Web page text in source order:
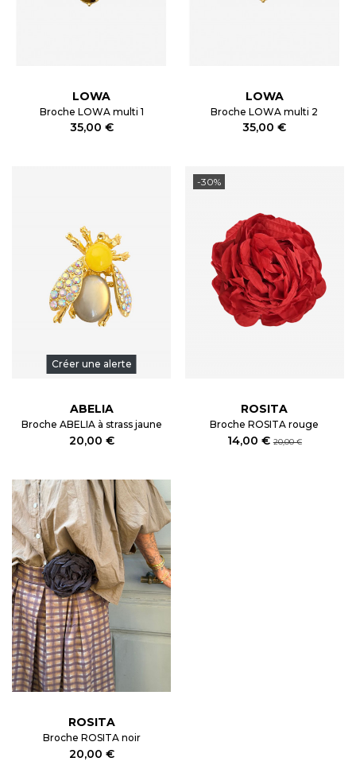
LOWA
Broche LOWA multi 1
35,00 €
LOWA
Broche LOWA multi 2
35,00 €
Créer une alerte
ABELIA
Broche ABELIA à strass jaune
20,00 €
-30%
ROSITA
Broche ROSITA rouge
14,00 €20,00 €
ROSITA
Broche ROSITA noir
20,00 €